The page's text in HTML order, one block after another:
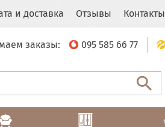
и доставка Отзывы Контакты
заказы: 095 585 66 77